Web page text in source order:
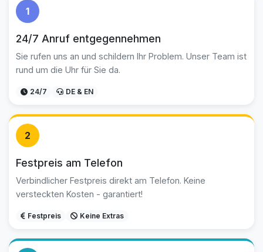
1
24/7 Anruf entgegennehmen
Sie rufen uns an und schildern Ihr Problem. Unser Team ist
rund um die Uhr für Sie da.
24/7 DE & EN
2
Festpreis am Telefon
Verbindlicher Festpreis direkt am Telefon. Keine
versteckten Kosten - garantiert!
Festpreis Keine Extras